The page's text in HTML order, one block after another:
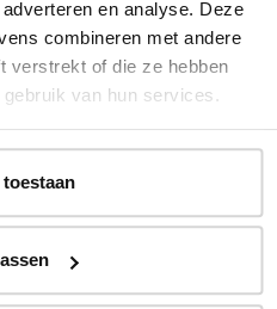
en analyse. Deze
combineren met andere
verstrekt of die ze hebben
van hun services.
details
vertrekdata
van
15-daagse reis
en tradities.
€6.795